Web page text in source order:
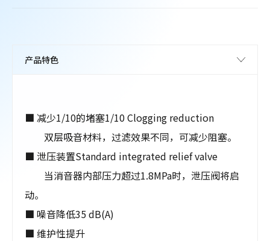
■ 减少1/10的堵塞1/10 Clogging reduction
双层吸音材料，过滤效果不同，可减少阻塞。
■ 泄压装置Standard integrated relief valve
当消音器内部压力超过1.8MPa时，泄压阀将启
动。
■ 噪音降低35 dB(A)
■ 维护性提升